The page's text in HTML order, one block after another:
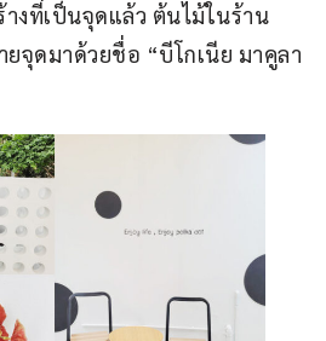
งที่เป็นจุดแล้ว ต้นไม้ในร้าน
จุดมาด้วยชื่อ “บีโกเนีย มาคูลา